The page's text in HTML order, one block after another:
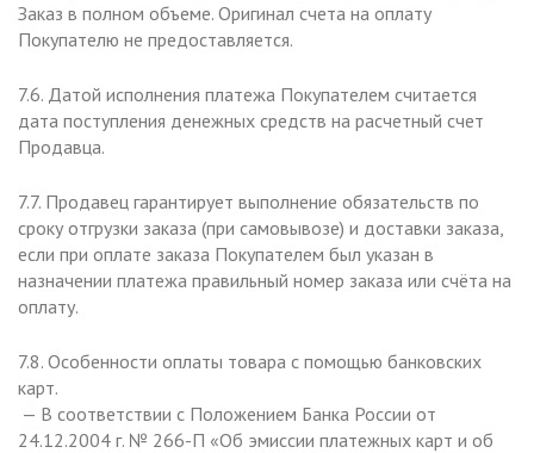
Заказ в полном объеме. Оригинал счета на оплату
Покупателю не предоставляется.
7.6. Датой исполнения платежа Покупателем считается
дата поступления денежных средств на расчетный счет
Продавца.
7.7. Продавец гарантирует выполнение обязательств по
сроку отгрузки заказа (при самовывозе) и доставки заказа,
если при оплате заказа Покупателем был указан в
назначении платежа правильный номер заказа или счёта на
оплату.
7.8. Особенности оплаты товара с помощью банковских
карт.
— В соответствии с Положением Банка России от
24.12.2004 г. № 266-П «Об эмиссии платежных карт и об